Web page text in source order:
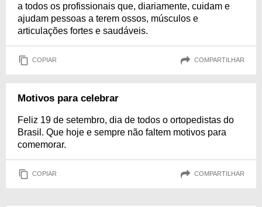
a todos os profissionais que, diariamente, cuidam e
ajudam pessoas a terem ossos, músculos e
articulações fortes e saudáveis.
COPIAR COMPARTILHAR
Motivos para celebrar
Feliz 19 de setembro, dia de todos o ortopedistas do
Brasil. Que hoje e sempre não faltem motivos para
comemorar.
COPIAR COMPARTILHAR